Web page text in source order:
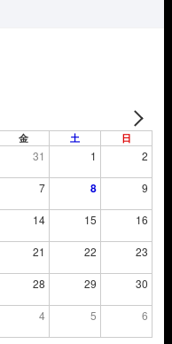
金 土 日
31 1 2
7 8 9
14 15 16
21 22 23
28 29 30
4 5 6